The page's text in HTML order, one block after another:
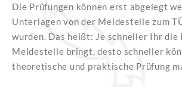
Die Prüfungen können erst abgelegt
Unterlagen von der Meldestelle zum
wurden. Das heißt: Je schneller Ihr die
Meldestelle bringt, desto schneller
theoretische und praktische Prüfung